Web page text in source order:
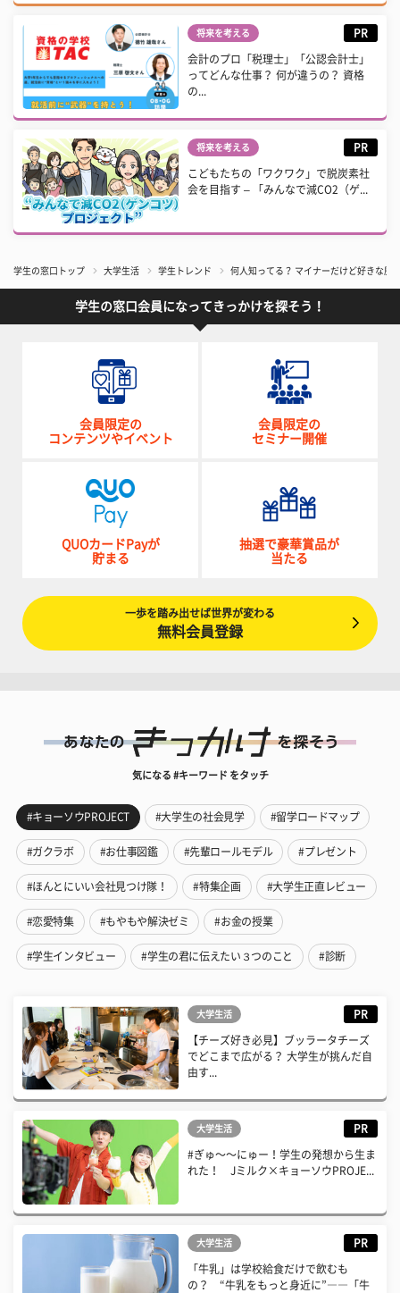
将来を考える PR
会計のプロ「税理士」「公認会計士」
ってどんな仕事？ 何が違うの？ 資格
の...
将来を考える PR
こどもたちの「ワクワク」で脱炭素社
会を目指す – 「みんなで減CO2（ゲ...
学生の窓口トップ 大学生活 学生トレンド 何人知ってる？ マイナーだけど好きな
学生の窓口会員になってきっかけを探そう！
会員限定の
コンテンツやイベント
会員限定の
セミナー開催
QUOカードPayが
貯まる
抽選で豪華賞品が
当たる
一歩を踏み出せば世界が変わる
無料会員登録
気になる #キーワード をタッチ
#キョーソウPROJECT #大学生の社会見学 #留学ロードマップ
#ガクラボ #お仕事図鑑 #先輩ロールモデル #プレゼント
#ほんとにいい会社見つけ隊！ #特集企画 #大学生正直レビュー
#恋愛特集 #もやもや解決ゼミ #お金の授業
#学生インタビュー #学生の君に伝えたい３つのこと #診断
大学生活 PR
【チーズ好き必見】ブッラータチーズ
でどこまで広がる？ 大学生が挑んだ自
由す...
大学生活 PR
#ぎゅ〜〜にゅー！学生の発想から生ま
れた！ Jミルク×キョーソウPROJE...
大学生活 PR
「牛乳」は学校給食だけで飲むも
の？ “牛乳をもっと身近に”――「牛